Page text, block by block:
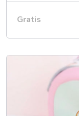
Gratis